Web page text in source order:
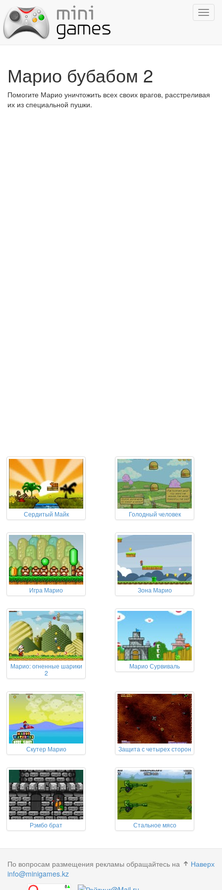
Марио бубабом 2
Помогите Марио уничтожить всех своих врагов, расстреливая
их из специальной пушки.
Сердитый Майк Голодный человек
Игра Марио Зона Марио
Марио: огненные шарики
2
Марио Сурвиваль
Скутер Марио Защита с четырех сторон
Рэмбо брат Стальное мясо
Наверх
По вопросам размещения рекламы обращайтесь на
info@minigames.kz